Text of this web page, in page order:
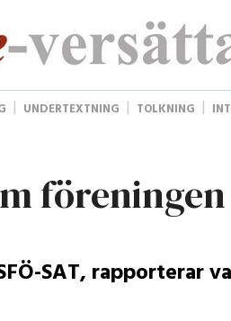
UNDERTEXTNING TOLKNING
föreningen
SAT, rapporterar